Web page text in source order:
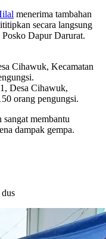
menerima tambahan
secara langsung
Dapur Darurat.
Cihawuk, Kecamatan
Desa Cihawuk,
orang pengungsi.
membantu
dampak gempa.